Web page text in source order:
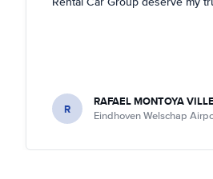
R RAFAEL MONTOYA
Eindhoven Welschap